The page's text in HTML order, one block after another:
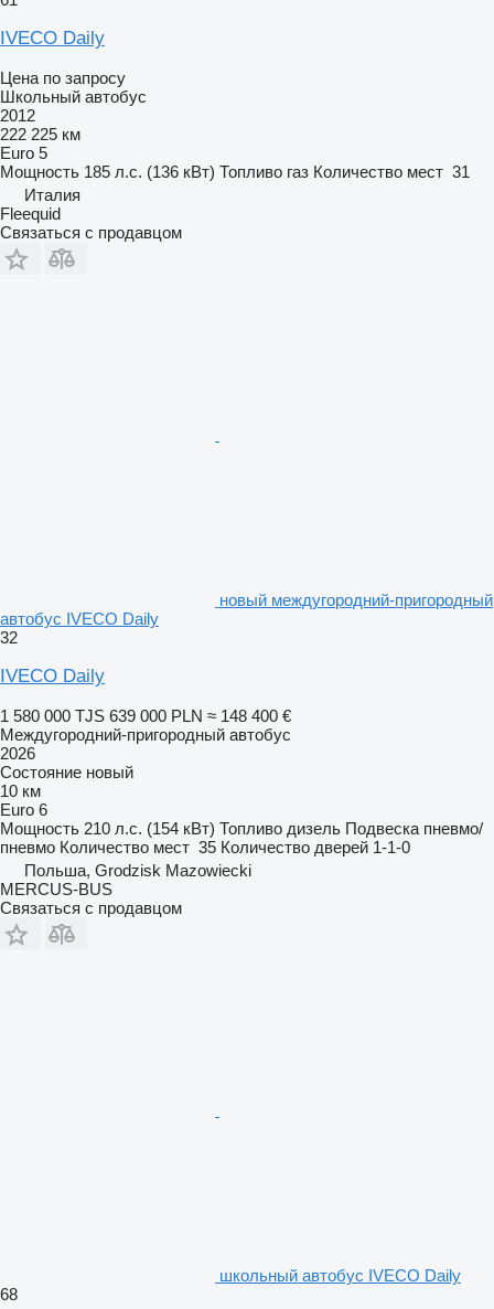
IVECO Daily
Цена по запросу
Школьный автобус
2012
222 225 км
Euro 5
Мощность 185 л.с. (136 кВт) Топливо газ Количество мест 31
Италия
Fleequid
Связаться с продавцом
новый междугородний-пригородный
автобус IVECO Daily
32
IVECO Daily
1 580 000 TJS 639 000 PLN ≈ 148 400 €
Междугородний-пригородный автобус
2026
Состояние новый
10 км
Euro 6
Мощность 210 л.с. (154 кВт) Топливо дизель Подвеска пневмо/
пневмо Количество мест 35 Количество дверей 1-1-0
Польша, Grodzisk Mazowiecki
MERCUS-BUS
Связаться с продавцом
школьный автобус IVECO Daily
68